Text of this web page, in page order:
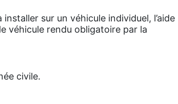
sur un véhicule individuel, l’aide
véhicule rendu obligatoire par la
civile.